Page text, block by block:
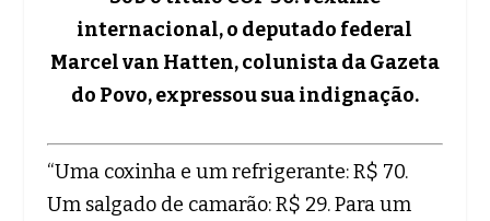
internacional, o deputado federal
Marcel van Hatten, colunista da Gazeta
do Povo, expressou sua indignação.
“Uma coxinha e um refrigerante: R$ 70.
Um salgado de camarão: R$ 29. Para um